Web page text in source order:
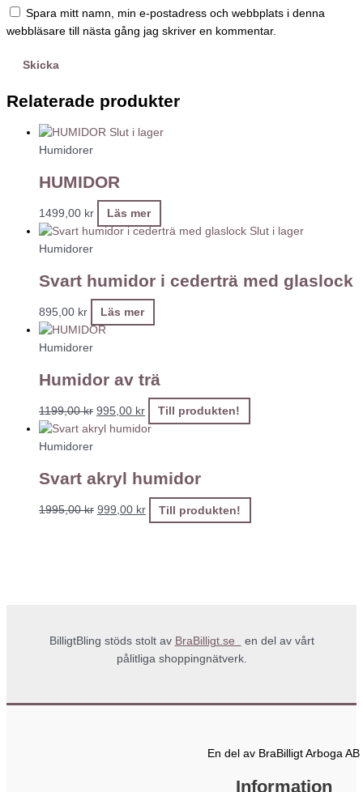
Spara mitt namn, min e-postadress och webbplats i denna
webbläsare till nästa gång jag skriver en kommentar.
Relaterade produkter
Slut i lager
Humidorer
HUMIDOR
1499,00 kr
Läs mer
Slut i lager
Humidorer
Svart humidor i cederträ med glaslock
895,00 kr Läs mer
Humidorer
Humidor av trä
1199,00kr 995,00 kr Till produkten!
Humidorer
Svart akryl humidor
1995,00kr 999,00 kr Till produkten!
BilligtBling stöds stolt av BraBilligt.se
en del av vårt
pålitliga shoppingnätverk.
En del av BraBilligt Arboga AB
Information